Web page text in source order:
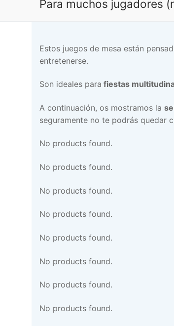
Para muchos jugadores
Estos juegos de mesa están
entretenerse.
Son ideales para fiestas
A continuación, os mostramos la
seguramente no te podrás quedar
No products found.
No products found.
No products found.
No products found.
No products found.
No products found.
No products found.
No products found.